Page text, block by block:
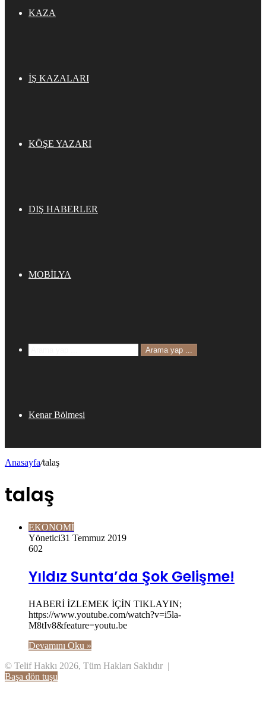
KAZA
İŞ KAZALARI
KÖŞE YAZARI
DIŞ HABERLER
MOBİLYA
Arama yap ...
Kenar Bölmesi
Anasayfa/talaş
talaş
EKONOMİ
Yönetici31 Temmuz 2019
602
Yıldız Sunta’da Şok Gelişme!
HABERİ İZLEMEK İÇİN TIKLAYIN;
https://www.youtube.com/watch?v=i5la-
M8tIv8&feature=youtu.be
Devamını Oku »
© Telif Hakkı 2026, Tüm Hakları Saklıdır |
Başa dön tuşu